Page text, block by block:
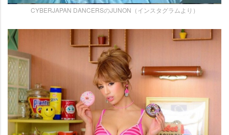
CYBERJAPAN DANCERSのJUNON（インスタグラムより）